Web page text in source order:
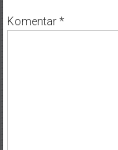
Komentar*